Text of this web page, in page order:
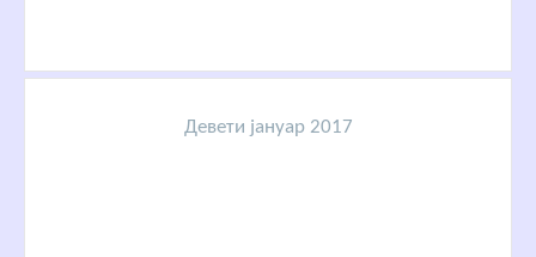
Девети јануар 2017